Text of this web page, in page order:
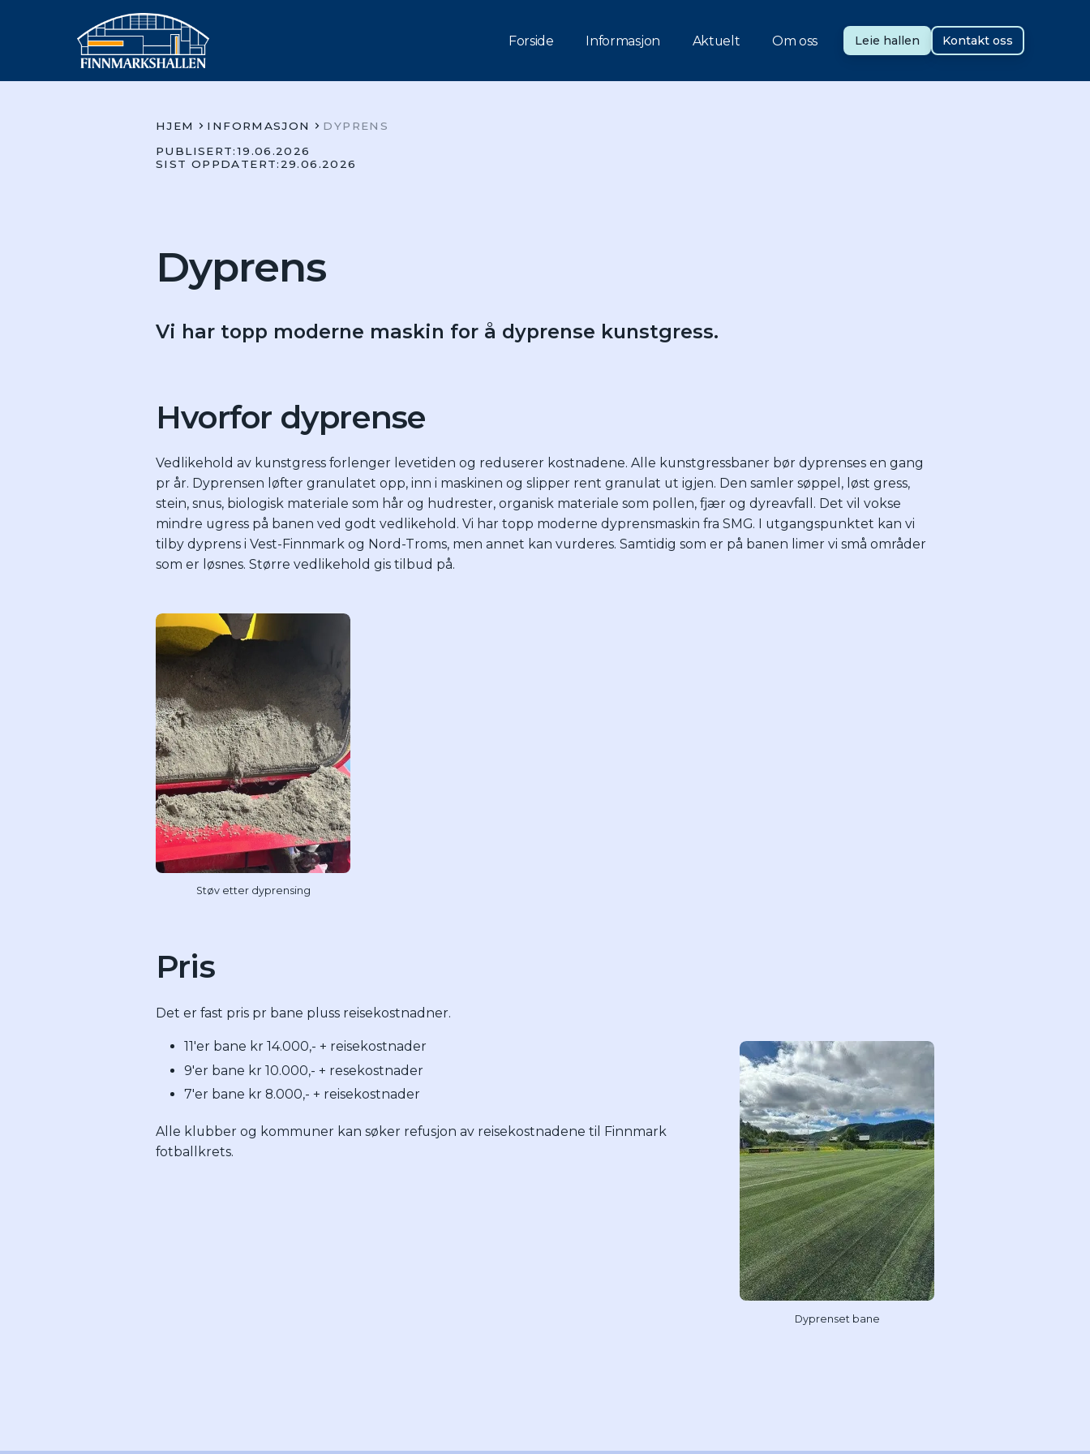
Forside Informasjon Aktuelt Om oss Leie hallen Kontakt oss
HJEM INFORMASJON
DYPRENS
PUBLISERT:19.06.2026
SIST OPPDATERT: 29.06.2026
Dyprens
Vi har topp moderne maskin for å dyprense kunstgress.
Hvorfor dyprense
Vedlikehold av kunstgress forlenger levetiden og reduserer kostnadene. Alle kunstgressbaner bør dyprenses en gang
pr år. Dyprensen løfter granulatet opp, inn i maskinen og slipper rent granulat ut igjen. Den samler søppel, løst gress,
stein, snus, biologisk materiale som hår og hudrester, organisk materiale som pollen, fjær og dyreavfall. Det vil vokse
mindre ugress på banen ved godt vedlikehold. Vi har topp moderne dyprensmaskin fra SMG. I utgangspunktet kan vi
tilby dyprens i Vest-Finnmark og Nord-Troms, men annet kan vurderes. Samtidig som er på banen limer vi små områder
som er løsnes. Større vedlikehold gis tilbud på.
Støv etter dyprensing
Pris
Dyprenset bane
Det er fast pris pr bane pluss reisekostnadner.
11'er bane kr 14.000,- + reisekostnader
9'er bane kr 10.000,- + resekostnader
7'er bane kr 8.000,- + reisekostnader
Alle klubber og kommuner kan søker refusjon av reisekostnadene til Finnmark
fotballkrets.